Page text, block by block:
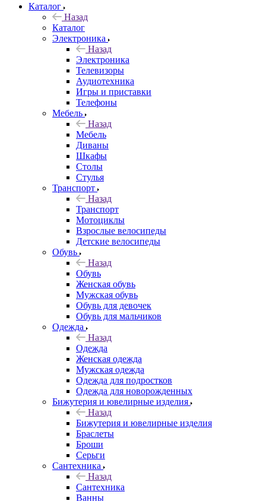
Каталог
Назад
Каталог
Электроника
Назад
Электроника
Телевизоры
Аудиотехника
Игры и приставки
Телефоны
Мебель
Назад
Мебель
Диваны
Шкафы
Столы
Стулья
Транспорт
Назад
Транспорт
Мотоциклы
Взрослые велосипеды
Детские велосипеды
Обувь
Назад
Обувь
Женская обувь
Мужская обувь
Обувь для девочек
Обувь для мальчиков
Одежда
Назад
Одежда
Женская одежда
Мужская одежда
Одежда для подростков
Одежда для новорожденных
Бижутерия и ювелирные изделия
Назад
Бижутерия и ювелирные изделия
Браслеты
Броши
Серьги
Сантехника
Назад
Сантехника
Ванны